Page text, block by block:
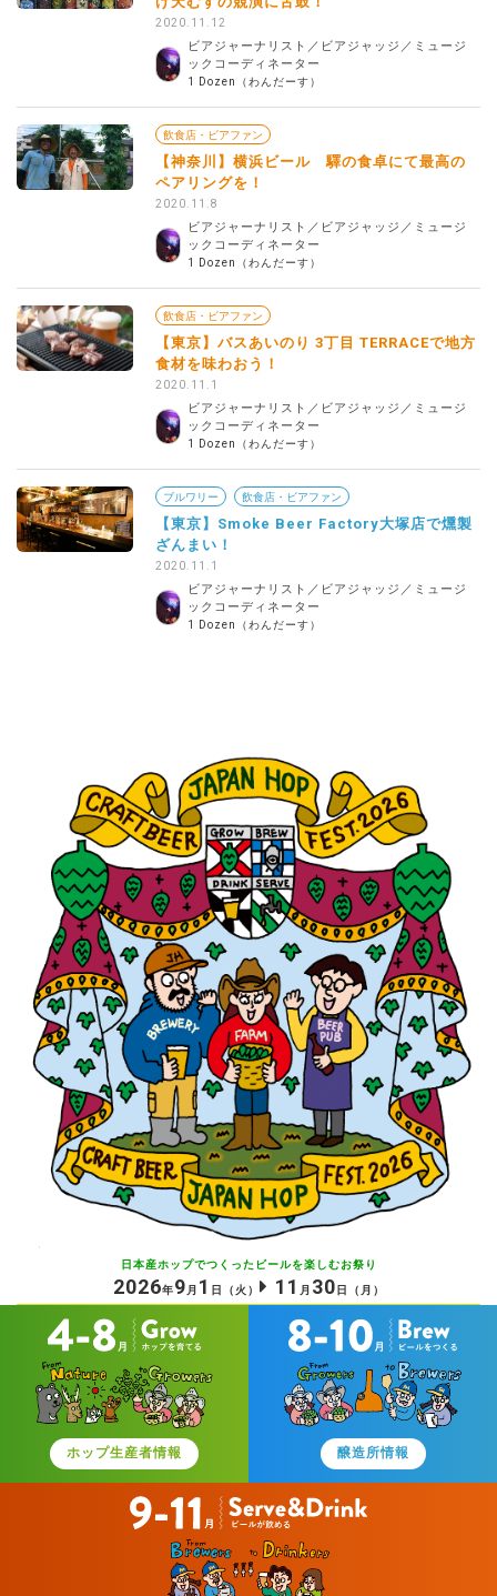
2020.11.12
ビアジャーナリスト／ビアジャッジ／ミュージ
ックコーディネーター
1 Dozen（わんだーす）
飲食店・ビアファン
【神奈川】横浜ビール 驛の食卓にて最高の
ペアリングを！
2020.11.8
ビアジャーナリスト／ビアジャッジ／ミュージ
ックコーディネーター
1 Dozen（わんだーす）
飲食店・ビアファン
【東京】バスあいのり 3丁目 TERRACEで地方
食材を味わおう！
2020.11.1
ビアジャーナリスト／ビアジャッジ／ミュージ
ックコーディネーター
1 Dozen（わんだーす）
ブルワリー 飲食店・ビアファン
【東京】Smoke Beer Factory大塚店で燻製
ざんまい！
2020.11.1
ビアジャーナリスト／ビアジャッジ／ミュージ
ックコーディネーター
1 Dozen（わんだーす）
日本産ホップでつくったビールを楽しむお祭り
2026年9月 1 日 （火） 11 月 30 日 （月）
ホップ生産者情報 醸造所情報